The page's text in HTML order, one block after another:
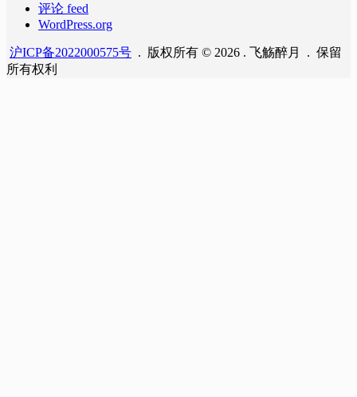
评论 feed
WordPress.org
沪ICP备2022000575号 . 版权所有 © 2026 . 飞觞醉月 . 保留
所有权利